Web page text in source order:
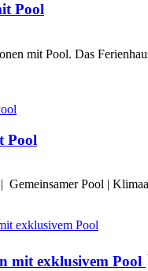
Pool
mit Pool. Das
Pool
Gemeinsamer Pool |
mit exklusivem Pool